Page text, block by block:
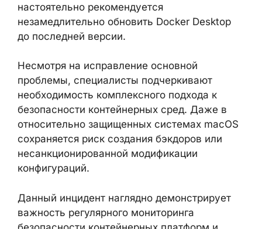
настоятельно рекомендуется
незамедлительно обновить Docker Desktop
до последней версии.
Несмотря на исправление основной
проблемы, специалисты подчеркивают
необходимость комплексного подхода к
безопасности контейнерных сред. Даже в
относительно защищенных системах macOS
сохраняется риск создания бэкдоров или
несанкционированной модификации
конфигураций.
Данный инцидент наглядно демонстрирует
важность регулярного мониторинга